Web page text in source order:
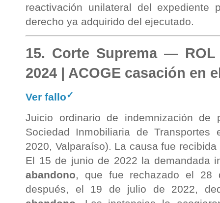
reactivación unilateral del
derecho ya adquirido del ejecutado.
15. Corte Suprema — ROL
2024 | ACOGE casación en
Ver fallo✓
Juicio ordinario de indemnización de
Sociedad Inmobiliaria de
2020, Valparaíso). La causa fue
El 15 de junio de 2022 la demandada
abandono, que fue rechazado el 28
después, el 19 de julio de 2022,